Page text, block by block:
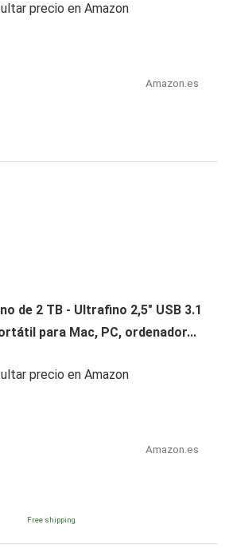
precio en Amazon
Amazon.es
de 2 TB - Ultrafino 2,5" USB 3.1
para Mac, PC, ordenador...
precio en Amazon
Amazon.es
Free shipping